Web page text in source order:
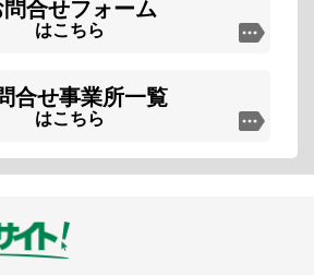
問合せフォーム
はこちら
合せ事業所一覧
はこちら